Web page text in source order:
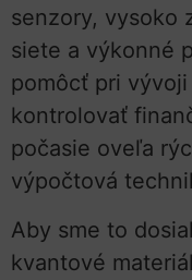
senzory, vysoko
siete a výkonné
pomôcť pri
kontrolovať
počasie oveľa
výpočtová
Aby sme to
kvantové